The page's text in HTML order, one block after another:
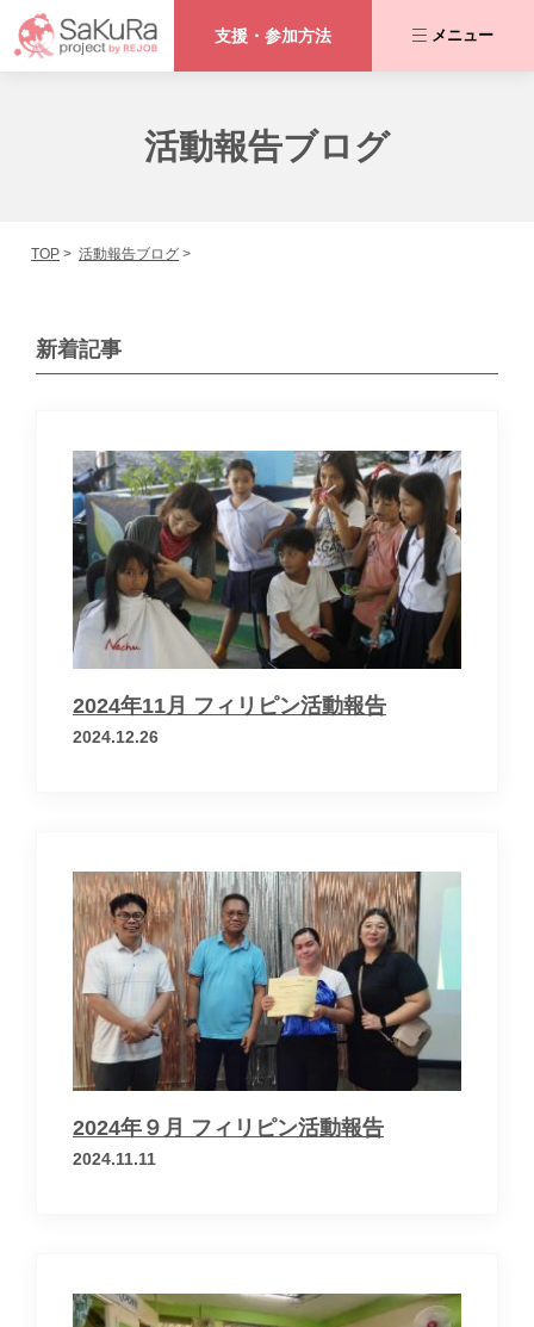
支援・参加方法 メニュー
活動内容
協力者の皆さま
支援・参加方法
お問い合わせ
運営会社
活動報告ブログ
TOP 活動報告ブログ
新着記事
2024年11月 フィリピン活動報告
2024.12.26
2024年９月 フィリピン活動報告
2024.11.11